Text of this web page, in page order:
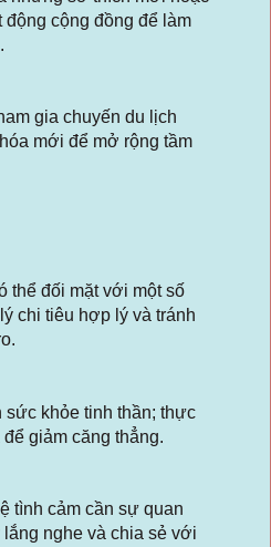
động cộng đồng để làm
gia chuyến du lịch
mới để mở rộng tầm
thể đối mặt với một số
chi tiêu hợp lý và tránh
sức khỏe tinh thần; thực
giảm căng thẳng.
tình cảm cần sự quan
nghe và chia sẻ với